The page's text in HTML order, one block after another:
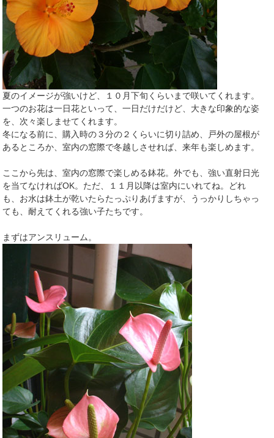
夏のイメージが強いけど、１０月下旬くらいまで咲いてくれます。
一つのお花は一日花といって、一日だけだけど、大きな印象的な姿
を、次々楽しませてくれます。
冬になる前に、購入時の３分の２くらいに切り詰め、戸外の屋根が
あるところか、室内の窓際で冬越しさせれば、来年も楽しめます。
ここから先は、室内の窓際で楽しめる鉢花。外でも、強い直射日光
を当てなければOK。ただ、１１月以降は室内にいれてね。どれ
も、お水は鉢土が乾いたらたっぷりあげますが、うっかりしちゃっ
ても、耐えてくれる強い子たちです。
まずはアンスリューム。